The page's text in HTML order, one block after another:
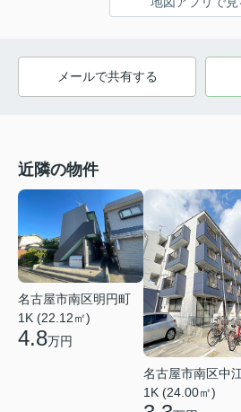
メールで共有する
近隣の物件
名古屋市南区明円町
1K (22.12㎡)
4.8万円
名古屋市南区中
1K (24.00㎡)